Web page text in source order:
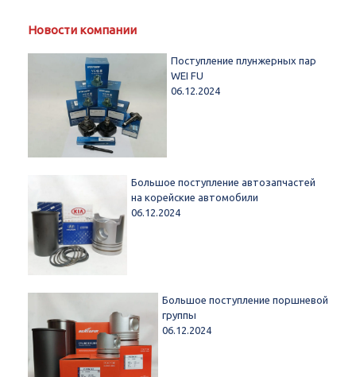
Новости компании
Поступление плунжерных пар
WEI FU
06.12.2024
Большое поступление автозапчастей
на корейские автомобили
06.12.2024
Большое поступление поршневой
группы
06.12.2024